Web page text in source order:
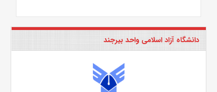
دانشگاه آزاد اسلامی واحد بیرجند